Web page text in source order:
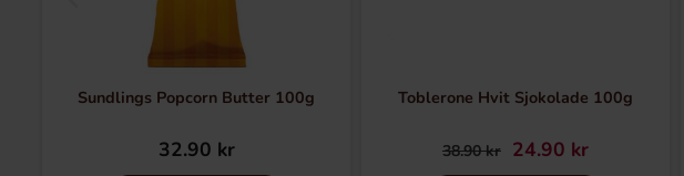
Sundlings Popcorn Butter 100g
32.90 kr
Toblerone Hvit Sjokolade 100g
38.90 kr 24.90 kr